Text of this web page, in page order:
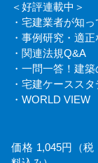
＜好評連載中＞
・宅建業者が知
・事例研究・適
・関連法規Q&A
・一問一答！建
・宅建ケースス
・WORLD VIEW
価格 1,045円（